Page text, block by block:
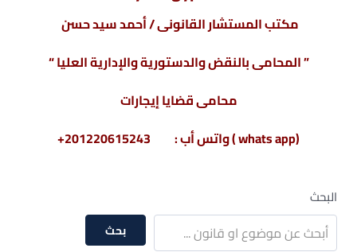
مكتب المستشار القانونى / أحمد سيد حسن
” المحامى بالنقض والدستورية والإدارية العليا “
محامى قضايا إيجارات
(whats app ) واتس أب : 201220615243+
البحث
بحث